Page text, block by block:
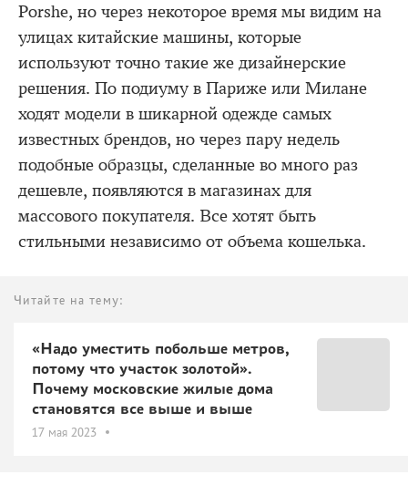
Porshe, но через некоторое время мы видим на
улицах китайские машины, которые
используют точно такие же дизайнерские
решения. По подиуму в Париже или Милане
ходят модели в шикарной одежде самых
известных брендов, но через пару недель
подобные образцы, сделанные во много раз
дешевле, появляются в магазинах для
массового покупателя. Все хотят быть
стильными независимо от объема кошелька.
Читайте на тему:
«Надо уместить побольше метров,
потому что участок золотой».
Почему московские жилые дома
становятся все выше и выше
17 мая 2023